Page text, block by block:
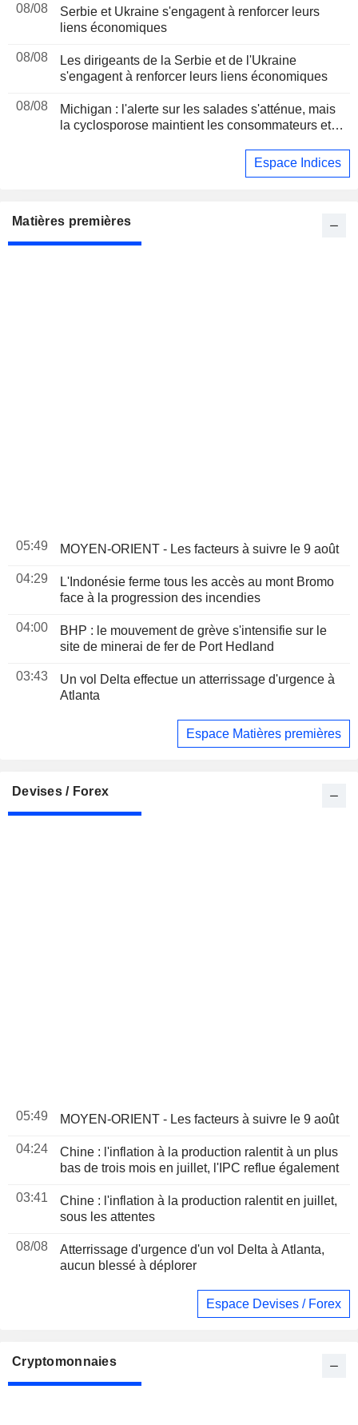
08/08
Serbie et Ukraine s'engagent à renforcer leurs
liens économiques
08/08
Les dirigeants de la Serbie et de l'Ukraine
s'engagent à renforcer leurs liens économiques
08/08
Michigan : l'alerte sur les salades s'atténue, mais
la cyclosporose maintient les consommateurs et
Espace Indices
Matières premières
05:49 MOYEN-ORIENT - Les facteurs à suivre le 9 août
04:29
L'Indonésie ferme tous les accès au mont Bromo
face à la progression des incendies
04:00
BHP : le mouvement de grève s'intensifie sur le
site de minerai de fer de Port Hedland
03:43
Un vol Delta effectue un atterrissage d'urgence à
Atlanta
Espace Matières premières
Devises / Forex
05:49 MOYEN-ORIENT - Les facteurs à suivre le 9 août
04:24
Chine : l'inflation à la production ralentit à un plus
bas de trois mois en juillet, l'IPC reflue également
03:41
Chine : l'inflation à la production ralentit en juillet,
sous les attentes
08/08
Atterrissage d'urgence d'un vol Delta à Atlanta,
aucun blessé à déplorer
Espace Devises / Forex
Cryptomonnaies